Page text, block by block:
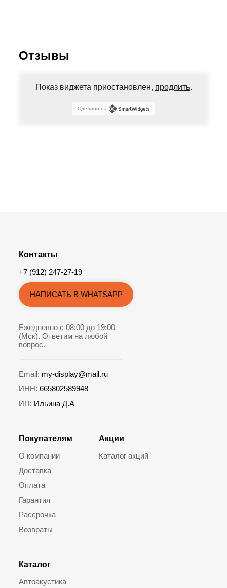
Отзывы
Показ виджета приостановлен, продлить.
Сделано на
Покупателям
О компании
Доставка
Оплата
Гарантия
Рассрочка
Возвраты
Каталог
Автоакустика
Акции
Каталог акций
Контакты
+7 (912) 247-27-19
НАПИСАТЬ В WHATSAPP
Ежедневно с 08:00 до 19:00
(Мск). Ответим на любой
вопрос.
Email: my-display@mail.ru
ИНН: 665802589948
ИП: Ильина Д.А